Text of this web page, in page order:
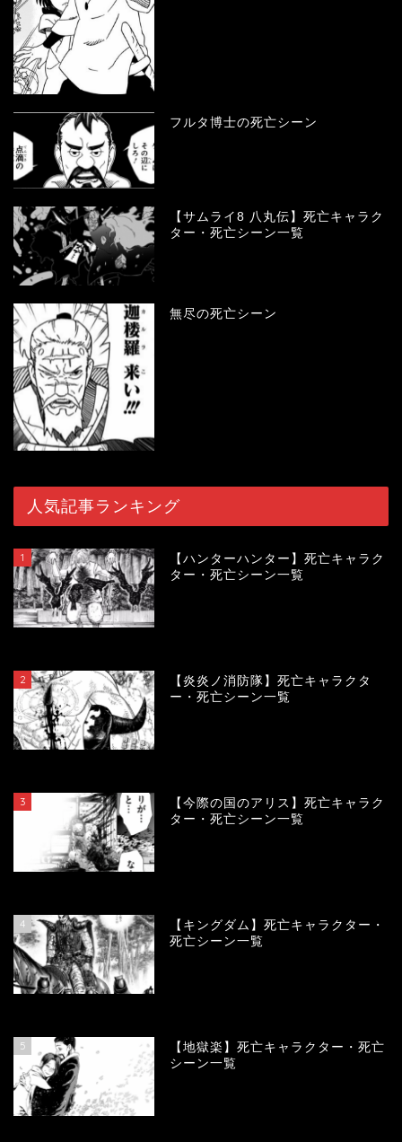
フルタ博士の死亡シーン
【サムライ8 八丸伝】死亡キャラク
ター・死亡シーン一覧
無尽の死亡シーン
人気記事ランキング
1
【ハンターハンター】死亡キャラク
ター・死亡シーン一覧
2
【炎炎ノ消防隊】死亡キャラクタ
ー・死亡シーン一覧
3
【今際の国のアリス】死亡キャラク
ター・死亡シーン一覧
4
【キングダム】死亡キャラクター・
死亡シーン一覧
5
【地獄楽】死亡キャラクター・死亡
シーン一覧